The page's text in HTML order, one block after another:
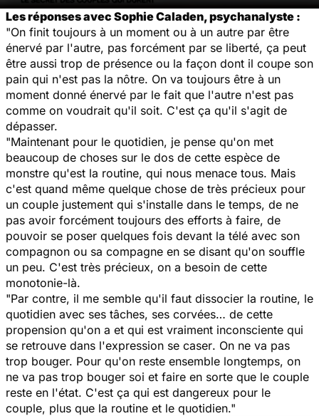
Les réponses avec Sophie Caladen, psychanalyste :
"On finit toujours à un moment ou à un autre par être
énervé par l'autre, pas forcément par se liberté, ça peut
être aussi trop de présence ou la façon dont il coupe son
pain qui n'est pas la nôtre. On va toujours être à un
moment donné énervé par le fait que l'autre n'est pas
comme on voudrait qu'il soit. C'est ça qu'il s'agit de
dépasser.
"Maintenant pour le quotidien, je pense qu'on met
beaucoup de choses sur le dos de cette espèce de
monstre qu'est la routine, qui nous menace tous. Mais
c'est quand même quelque chose de très précieux pour
un couple justement qui s'installe dans le temps, de ne
pas avoir forcément toujours des efforts à faire, de
pouvoir se poser quelques fois devant la télé avec son
compagnon ou sa compagne en se disant qu'on souffle
un peu. C'est très précieux, on a besoin de cette
monotonie-là.
"Par contre, il me semble qu'il faut dissocier la routine, le
quotidien avec ses tâches, ses corvées… de cette
propension qu'on a et qui est vraiment inconsciente qui
se retrouve dans l'expression se caser. On ne va pas
trop bouger. Pour qu'on reste ensemble longtemps, on
ne va pas trop bouger soi et faire en sorte que le couple
reste en l'état. C'est ça qui est dangereux pour le
couple, plus que la routine et le quotidien."